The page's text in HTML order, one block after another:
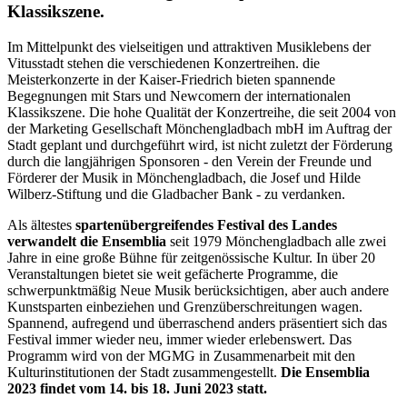
Klassikszene.
Im Mittelpunkt des vielseitigen und attraktiven Musiklebens der
Vitusstadt stehen die verschiedenen Konzertreihen. die
Meisterkonzerte in der Kaiser-Friedrich bieten spannende
Begegnungen mit Stars und Newcomern der internationalen
Klassikszene. Die hohe Qualität der Konzertreihe, die seit 2004 von
der Marketing Gesellschaft Mönchengladbach mbH im Auftrag der
Stadt geplant und durchgeführt wird, ist nicht zuletzt der Förderung
durch die langjährigen Sponsoren - den Verein der Freunde und
Förderer der Musik in Mönchengladbach, die Josef und Hilde
Wilberz-Stiftung und die Gladbacher Bank - zu verdanken.
Als ältestes spartenübergreifendes Festival des Landes
verwandelt die Ensemblia seit 1979 Mönchengladbach alle zwei
Jahre in eine große Bühne für zeitgenössische Kultur. In über 20
Veranstaltungen bietet sie weit gefächerte Programme, die
schwerpunktmäßig Neue Musik berücksichtigen, aber auch andere
Kunstsparten einbeziehen und Grenzüberschreitungen wagen.
Spannend, aufregend und überraschend anders präsentiert sich das
Festival immer wieder neu, immer wieder erlebenswert. Das
Programm wird von der MGMG in Zusammenarbeit mit den
Kulturinstitutionen der Stadt zusammengestellt. Die Ensemblia
2023 findet vom 14. bis 18. Juni 2023 statt.